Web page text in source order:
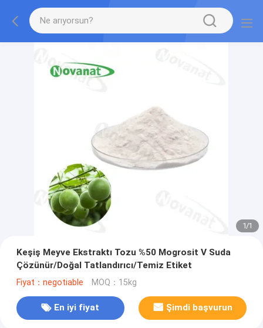
1/1
Keşiş Meyve Ekstraktı Tozu %50 Mogrosit V Suda
Çözünür/Doğal Tatlandırıcı/Temiz Etiket
Fiyat：negotiable MOQ：15kg
En iyi fiyat Şimdi başvurun